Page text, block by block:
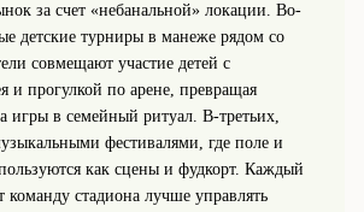
за счет «небанальной» локации. Во-
детские турниры в манеже рядом со
совмещают участие детей с
и прогулкой по арене, превращая
игры в семейный ритуал. В-третьих,
фестивалями, где поле и
как сцены и фудкорт. Каждый
команду стадиона лучше управлять